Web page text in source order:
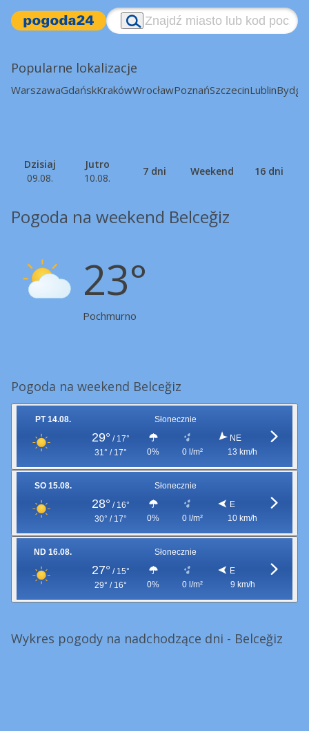
Popularne lokalizacje
WarszawaGdańskKrakówWrocławPoznańSzczecinLublin
Dzisiaj
09.08.
Jutro
10.08.
7 dni Weekend 16 dni
Pogoda na weekend Belceğiz
23°
Pochmurno
Pogoda na weekend Belceğiz
PT 14.08. Słonecznie
29° / 17°
31° / 17°
0% 0 l/m²
NE
13 km/h
SO 15.08. Słonecznie
28° / 16°
30° / 17°
0% 0 l/m²
E
10 km/h
ND 16.08. Słonecznie
27° / 15°
29° / 16°
0% 0 l/m²
E
9 km/h
Wykres pogody na nadchodzące dni - Belceğiz